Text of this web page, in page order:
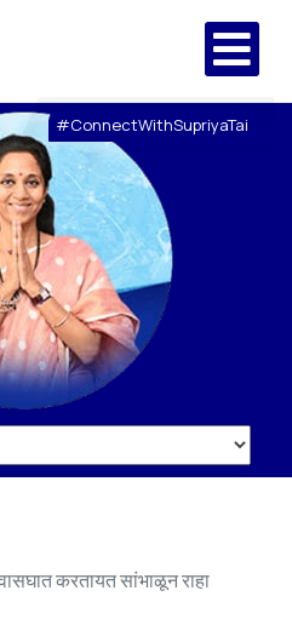
#ConnectWithSupriyaTai
करतायत सांभाळून राहा